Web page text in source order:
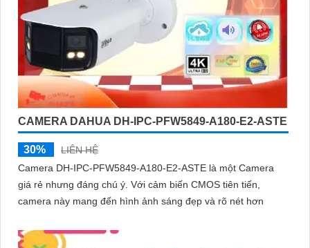
CAMERA DAHUA DH-IPC-PFW5849-A180-E2-ASTE
30%
LIÊN HỆ
Camera DH-IPC-PFW5849-A180-E2-ASTE là một Camera
giá rẻ nhưng đáng chú ý. Với cảm biến CMOS tiên tiến,
camera này mang đến hình ảnh sáng đẹp và rõ nét hơn